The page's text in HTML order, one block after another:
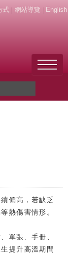
式 網站導覽 English
偏高，若缺乏
熱傷害情形。
單張、手冊、
提升高溫期間